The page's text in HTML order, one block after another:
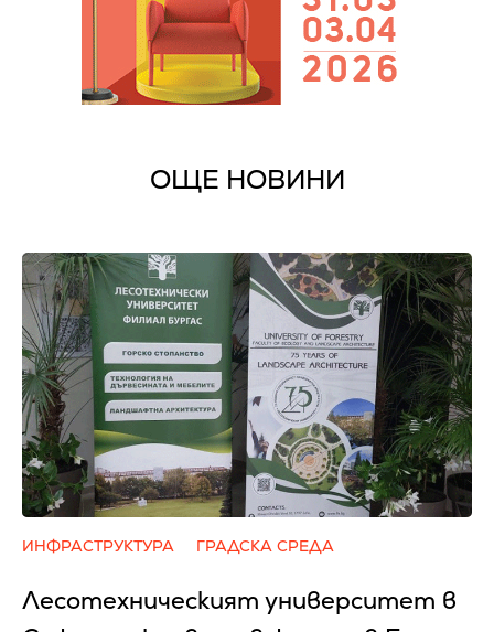
ОЩЕ НОВИНИ
ИНФРАСТРУКТУРА ГРАДСКА СРЕДА
Лесотехническият университет в